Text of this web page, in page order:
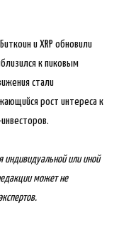
и XRP обновили
к пиковым
стали
рост интереса к
или иной
может не